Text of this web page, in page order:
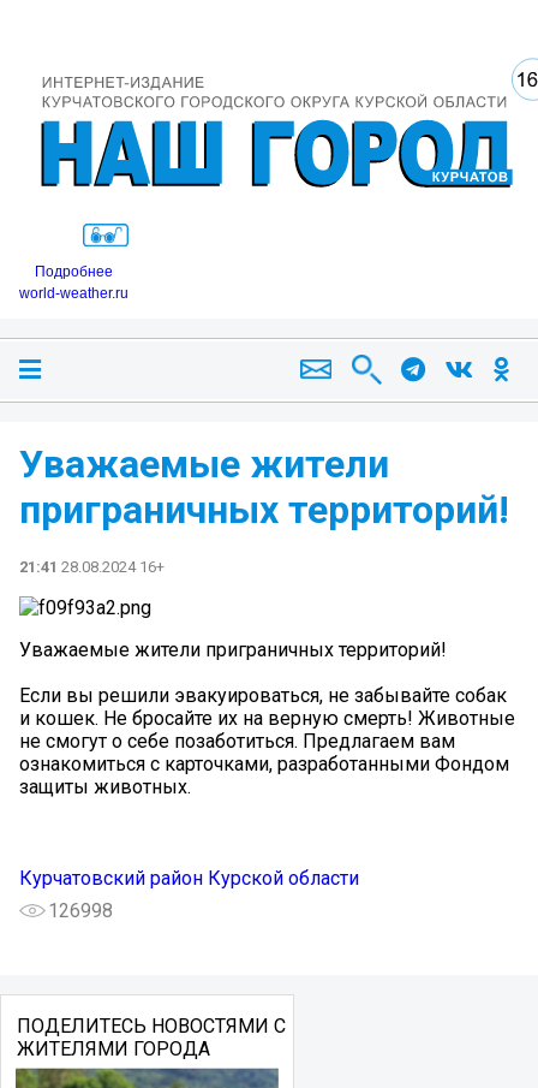
Подробнее
world-weather.ru
Уважаемые жители
приграничных территорий!
21:41 28.08.2024 16+
Уважаемые жители приграничных территорий!
Если вы решили эвакуироваться, не забывайте собак
и кошек. Не бросайте их на верную смерть! Животные
не смогут о себе позаботиться. Предлагаем вам
ознакомиться с карточками, разработанными Фондом
защиты животных.
Курчатовский район Курской области
126998
ПОДЕЛИТЕСЬ НОВОСТЯМИ С
ЖИТЕЛЯМИ ГОРОДА